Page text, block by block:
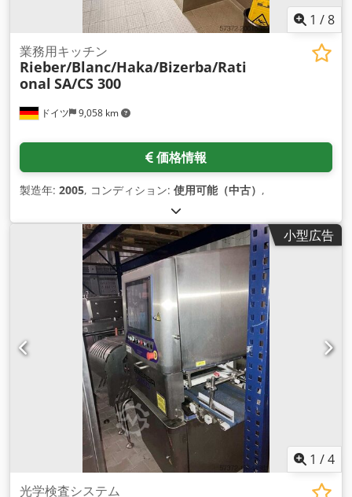
診断機能 - フィルムテンションコントロール - フォワードおよ
びリザーブジョグ機能 - 横方向プレストレッチ付き4ウェイフ
ィルムストレッチ - シールベルト温度コントロール - オーバー
サイズ検知 - 機械式トルクリミッター - 国際規格に準拠したガ
ードと安全装置 - 耐腐食性素材を使用した頑丈な構造 電源380
ィスプレイ付きBizerba 18Aスケール。 食品分野で包装された
V、周波数50 Hz、電流1.7 A。 テープ幅300 mm。 機械外形寸
法：（mm）長さ1860×幅720×高さ1300。 ブロワー・ラベル
の圧縮空気供給：空気圧：6 bar、空気流量：最低100 l /
min、圧縮空気、 ラベル寸法：100x100. ラベル間隔：2～20
mm。 サーマルプリントヘッド：解像度8.0ポイント 重量：1gr
から6000grまで。 最大ラベリング能力60パッケージ/分。
Bizerbaソフトウェアにより、お客様のニーズに合わせたラベ
ルの作成とデザインが可能。あらゆる種類のバーコード、顧客
ロゴなどを 印刷可能。 コンベアベルト、サーマルプリントヘ
ッド、エンジンベルトの交換。高品質の装置で、スピードと信
頼性の面で素晴らしいパフォーマンスを発 揮しています。 ラ
ベルとスケールは出力コンベアベルトに取り付けられている。
重量は最低40g、最大18kgまで。 ルーマニアの企業様には、分
割販売の可能性もございます。 価格はお問い合わせください。
エラー、変更、返品はお受けできません。 エラー、変更、およ
び先行販売の対象となります。 エラー、変更、および先行販売
/ Ne rezervăm dreptul la greșeli, modificari și vănzare 私た
ちは英語を話します。/Wir sprechen Deutsch./ Beszélünk
magyarul./私たちはフランス語を話します。
1 /8
ドイツ 9,058 km
業務用キッチン
Rieber/Blanc/Haka/Bizerba/Rati
onal SA/CS 300
価格情報
製造年: 2005, コンディション: 使用可能（中古） ,
小型広告
1 /4
光学検査システム